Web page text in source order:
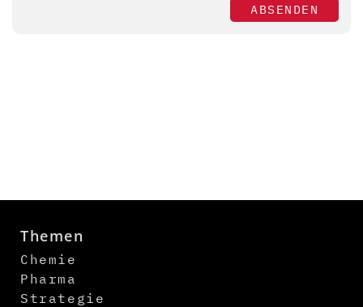
ABSENDEN
Themen
Chemie
Pharma
Strategie